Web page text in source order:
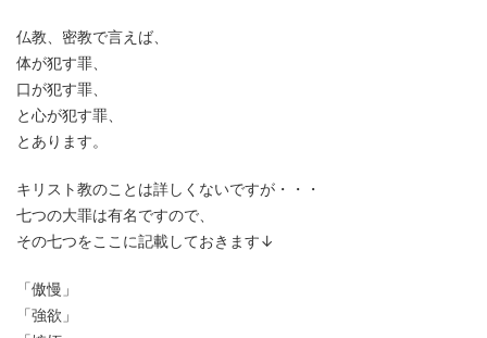
仏教、密教で言えば、
体が犯す罪、
口が犯す罪、
と心が犯す罪、
とあります。
キリスト教のことは詳しくないですが・・・
七つの大罪は有名ですので、
その七つをここに記載しておきます↓
「傲慢」
「強欲」